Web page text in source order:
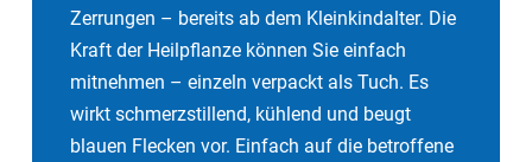
Zerrungen – bereits ab dem Kleinkindalter. Die
Kraft der Heilpflanze können Sie einfach
mitnehmen – einzeln verpackt als Tuch. Es
wirkt schmerzstillend, kühlend und beugt
blauen Flecken vor. Einfach auf die betroffene